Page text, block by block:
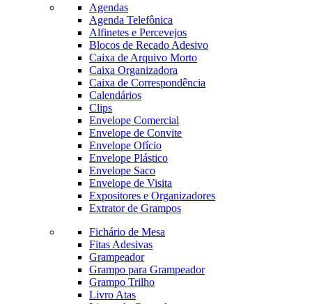
Agendas
Agenda Telefônica
Alfinetes e Percevejos
Blocos de Recado Adesivo
Caixa de Arquivo Morto
Caixa Organizadora
Caixa de Correspondência
Calendários
Clips
Envelope Comercial
Envelope de Convite
Envelope Ofício
Envelope Plástico
Envelope Saco
Envelope de Visita
Expositores e Organizadores
Extrator de Grampos
Fichário de Mesa
Fitas Adesivas
Grampeador
Grampo para Grampeador
Grampo Trilho
Livro Atas